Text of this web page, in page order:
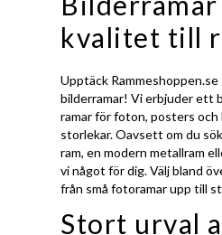
kvalitet till
Upptäck
bilderramar! Vi erbjuder ett
ramar för foton, posters och
storlekar. Oavsett om du
ram, en modern metallram
vi något för dig. Välj bland
från små fotoramar upp till
Stort urval